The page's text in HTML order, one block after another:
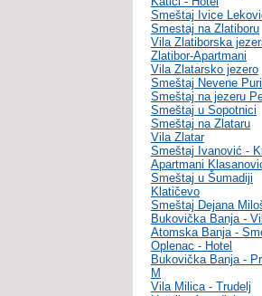
Smeštaj Ivice
Smestaj na Zlatiboru
Vila Zlatiborska
Zlatibor-Apartmani
Vila Zlatarsko jezero
Smeštaj Nevene
Smeštaj na jezeru
Smeštaj u Sopotnici
Smeštaj na Zlataru
Vila Zlatar
Smeštaj Ivanović -
Apartmani
Smeštaj u Šumadiji
Klatičevo
Smeštaj Dejana
Bukovička Banja -
Atomska Banja -
Oplenac - Hotel
Bukovička Banja -
M
Vila Milica - Trudelj